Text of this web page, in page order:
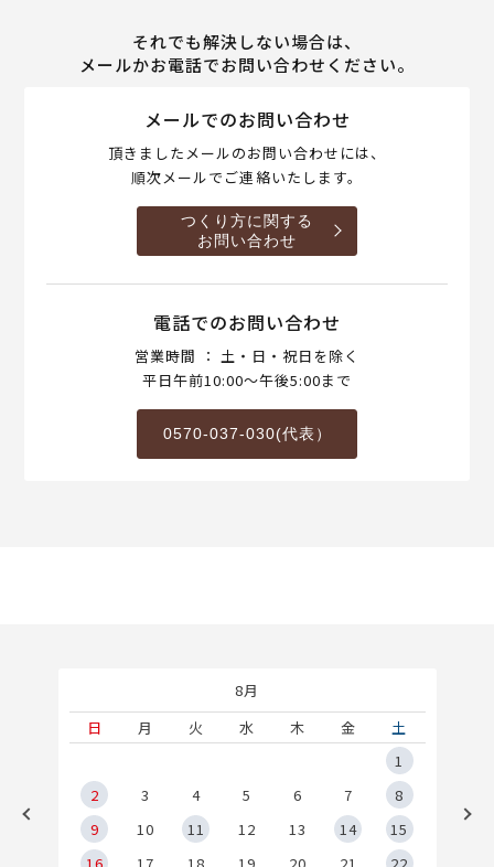
それでも解決しない場合は、
メールかお電話でお問い合わせください。
メールでのお問い合わせ
頂きましたメールのお問い合わせには、
順次メールでご連絡いたします。
つくり方に関する
お問い合わせ
電話でのお問い合わせ
営業時間 ： 土・日・祝日を除く
平日午前10:00～午後5:00まで
0570-037-030(代表）
8月
日
月 火 水 木 金
土
1
2
3 4 5 6 7
8
9
10 11 12 13 14
15
16
17 18 19 20 21
22